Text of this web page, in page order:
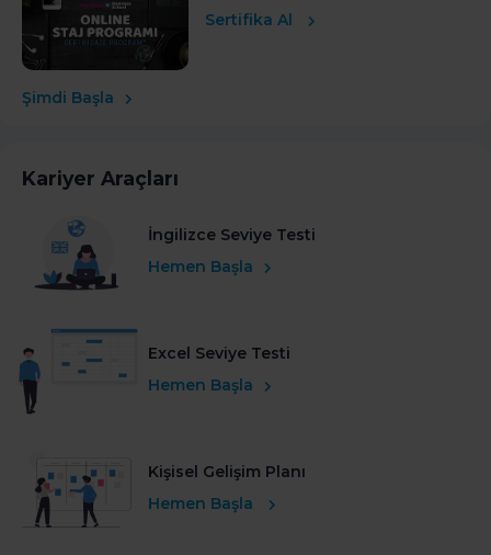
Sertifika Al
Şimdi Başla
Kariyer Araçları
İngilizce Seviye Testi
Hemen Başla
Excel Seviye Testi
Hemen Başla
Kişisel Gelişim Planı
Hemen Başla